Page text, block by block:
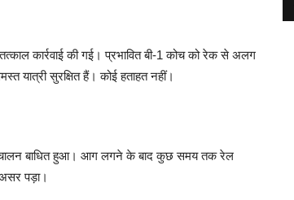
कार्रवाई की गई। प्रभावित बी-1 कोच को रेक से अलग
यात्री सुरक्षित हैं। कोई हताहत नहीं।
बाधित हुआ। आग लगने के बाद कुछ समय तक रेल
पड़ा।